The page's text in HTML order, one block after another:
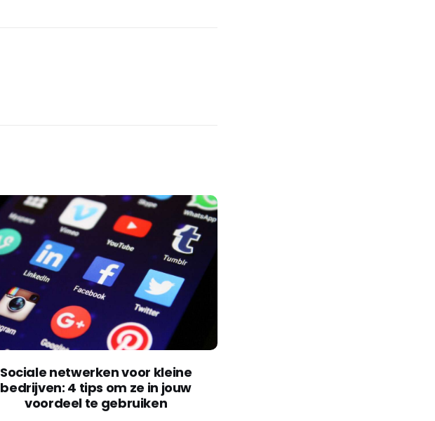
Sociale netwerken voor kleine
bedrijven: 4 tips om ze in jouw
voordeel te gebruiken